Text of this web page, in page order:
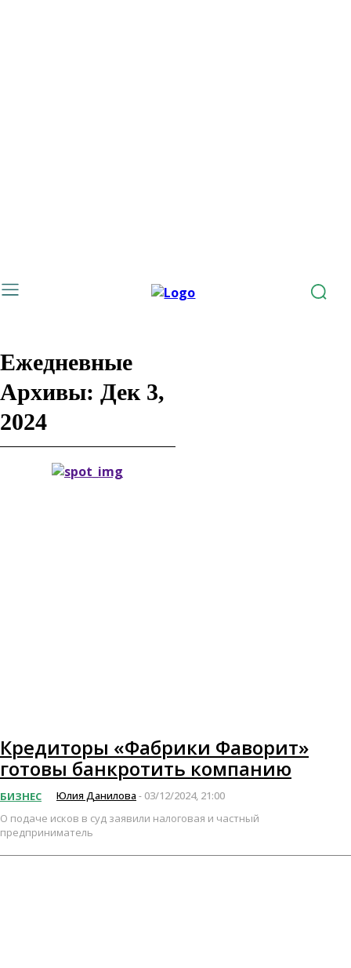
Ежедневные
Архивы: Дек 3,
2024
Кредиторы «Фабрики Фаворит»
готовы банкротить компанию
БИЗНЕС Юлия Данилова - 03/12/2024, 21:00
О подаче исков в суд заявили налоговая и частный
предприниматель